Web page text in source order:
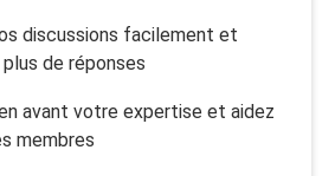
discussions facilement et
de réponses
avant votre expertise et aidez
membres